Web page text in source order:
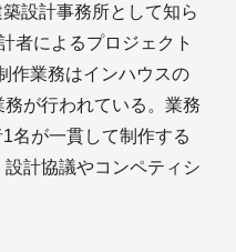
設計事務所として知ら
者によるプロジェクト
作業務はインハウスの
が行われている。業務
名が一貫して制作する
設計協議やコンペティシ